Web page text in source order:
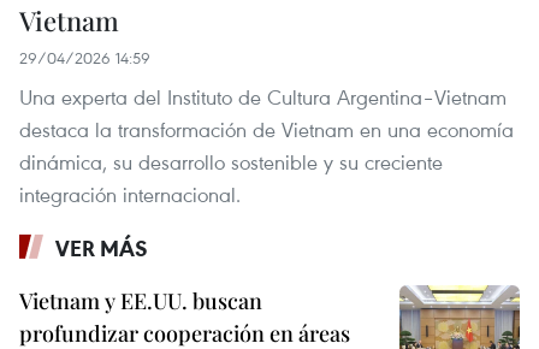
Vietnam
29/04/2026 14:59
Una experta del Instituto de Cultura Argentina–Vietnam
destaca la transformación de Vietnam en una economía
dinámica, su desarrollo sostenible y su creciente
integración internacional.
VER MÁS
Vietnam y EE.UU. buscan
profundizar cooperación en áreas